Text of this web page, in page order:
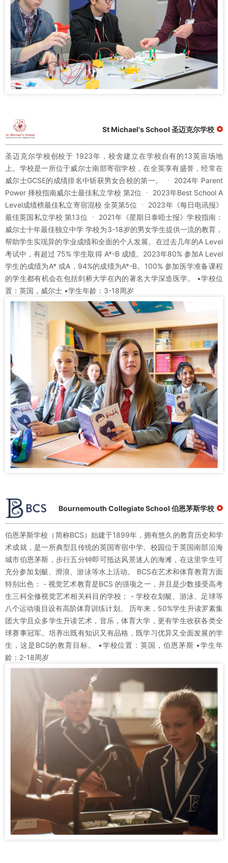
St Michael's School 圣迈克尔学校
圣迈克尔学校创校于 1923年，校舍建立在学校自有的13英亩场地
上。学校是一所位于威尔士南部寄宿学校，在全英享有盛誉，经常在
威尔士GCSE的成绩排名中斩获男女合校的第一。 ㆍ 2024年 Parent
Power 择校指南威尔士最佳私立学校 第2位 ㆍ 2023年Best School A
Level成绩榜最佳私立寄宿混校 全英第5位 ㆍ 2023年《每日电讯报》
最佳英国私立学校 第13位 ㆍ 2021年《星期日泰晤士报》学校指南：
威尔士十年最佳独立中学 学校为3-18岁的男女学生提供一流的教育，
帮助学生实现异的学业成绩和全面的个人发展。在过去几年的A Level
考试中，有超过 75% 学生取得 A*-B 成绩。2023年80% 参加A Level
学生的成绩为A* 或A，94%的成绩为A*-B。100% 参加医学准备课程
的学生都有机会在包括剑桥大学在内的著名大学深造医学。 •学校位
置：英国，威尔士 •学生年龄：3-18周岁
Bournemouth Collegiate School 伯恩茅斯学校
伯恩茅斯学校（简称BCS）始建于1899年，拥有悠久的教育历史和学
术成就，是一所典型且传统的英国寄宿中学。校园位于英国南部沿海
城市伯恩茅斯，步行五分钟即可抵达风景迷人的海滩，在这里学生可
充分参加划艇、滑浪、游泳等水上活动。 BCS在艺术和体育教育方面
特别出色： - 视觉艺术教育是BCS 的强项之一，并且是少数接受高考
生三科全修视觉艺术相关科目的学校； - 学校在划艇、游泳、足球等
八个运动项目设有高阶体育训练计划。 历年来，50%学生升读罗素集
团大学且众多学生升读艺术，音乐，体育大学，更有学生收获各类全
球赛事冠军。培养出既有知识又有品格，既学习优异又全面发展的学
生，这是BCS的教育目标。 •学校位置：英国，伯恩茅斯 •学生年
龄：2-18周岁